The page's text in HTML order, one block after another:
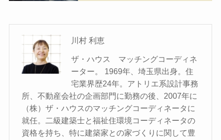
川村 利恵
ザ・ハウス マッチングコーディネ
ーター。 1969年、埼玉県出身。住
宅業界歴24年。アトリエ系設計事務
所、不動産会社の企画部門に勤務の後、2007年に
（株）ザ・ハウスのマッチングコーディネータに
就任。二級建築士と福祉住環境コーディネータの
資格を持ち、特に建築家との家づくりに関して豊